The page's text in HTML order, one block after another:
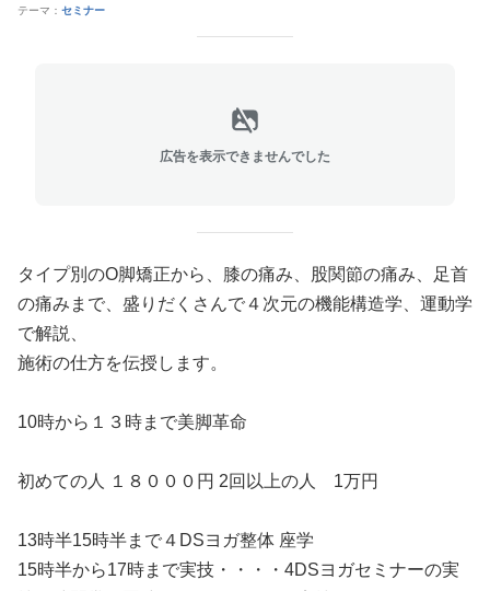
テーマ： セミナー
広告を表示できませんでした
タイプ別のO脚矯正から、膝の痛み、股関節の痛み、足首
の痛みまで、盛りだくさんで４次元の機能構造学、運動学
で解説、
施術の仕方を伝授します。
10時から１３時まで美脚革命
初めての人 １８０００円 2回以上の人 1万円
13時半15時半まで４DSヨガ整体 座学
15時半から17時まで実技・・・・4DSヨガセミナーの実